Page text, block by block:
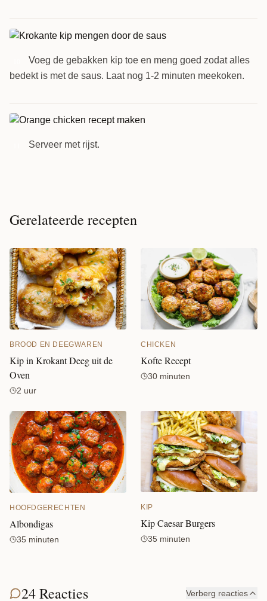
Voeg de gebakken kip toe en meng goed zodat alles
bedekt is met de saus. Laat nog 1-2 minuten meekoken.
Serveer met rijst.
Gerelateerde recepten
BROOD EN DEEGWAREN
Kip in Krokant Deeg uit de
Oven
2 uur
CHICKEN
Kofte Recept
30 minuten
HOOFDGERECHTEN
Albondigas
35 minuten
KIP
Kip Caesar Burgers
35 minuten
24 Reacties Verberg reacties